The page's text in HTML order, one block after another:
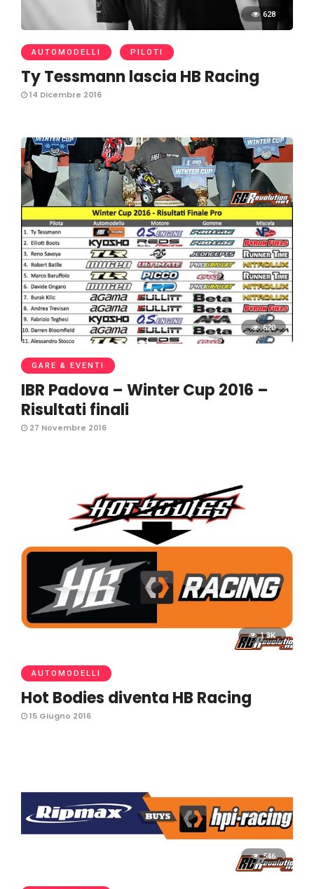
628
AUTOMODELLI PILOTI
Ty Tessmann lascia HB Racing
14 Dicembre 2016
620
GARE & EVENTI
IBR Padova – Winter Cup 2016 –
Risultati finali
27 Novembre 2016
1.3K
AUTOMODELLI
Hot Bodies diventa HB Racing
15 Giugno 2016
546